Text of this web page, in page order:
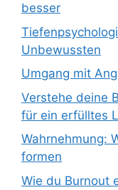
besser
Unbewussten
Umgang mit
Verstehe deine
für ein erfülltes
Wahrnehmung:
formen
Wie du Burnout